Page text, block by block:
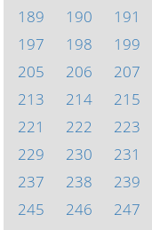
189
190 191
197
198 199
205
206 207
213
214 215
221
222 223
229
230 231
237
238 239
245
246 247